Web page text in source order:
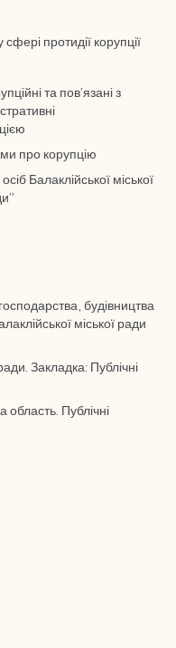
протидії корупції
та пов’язані з
про корупцію
Балаклійської міської
будівництва
міської ради
Закладка: Публічні
область. Публічні